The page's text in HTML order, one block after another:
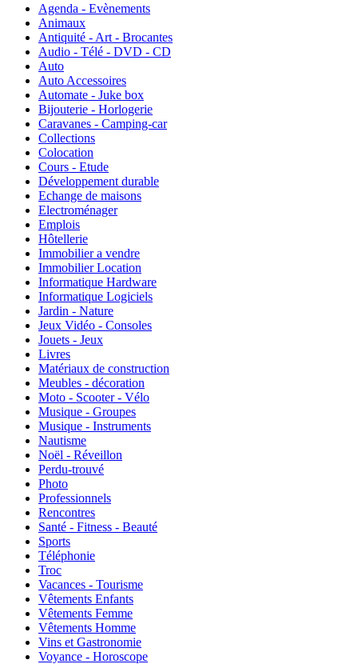
Agenda - Evènements
Animaux
Antiquité - Art - Brocantes
Audio - Télé - DVD - CD
Auto
Auto Accessoires
Automate - Juke box
Bijouterie - Horlogerie
Caravanes - Camping-car
Collections
Colocation
Cours - Etude
Développement durable
Echange de maisons
Electroménager
Emplois
Hôtellerie
Immobilier a vendre
Immobilier Location
Informatique Hardware
Informatique Logiciels
Jardin - Nature
Jeux Vidéo - Consoles
Jouets - Jeux
Livres
Matériaux de construction
Meubles - décoration
Moto - Scooter - Vélo
Musique - Groupes
Musique - Instruments
Nautisme
Noël - Réveillon
Perdu-trouvé
Photo
Professionnels
Rencontres
Santé - Fitness - Beauté
Sports
Téléphonie
Troc
Vacances - Tourisme
Vêtements Enfants
Vêtements Femme
Vêtements Homme
Vins et Gastronomie
Voyance - Horoscope